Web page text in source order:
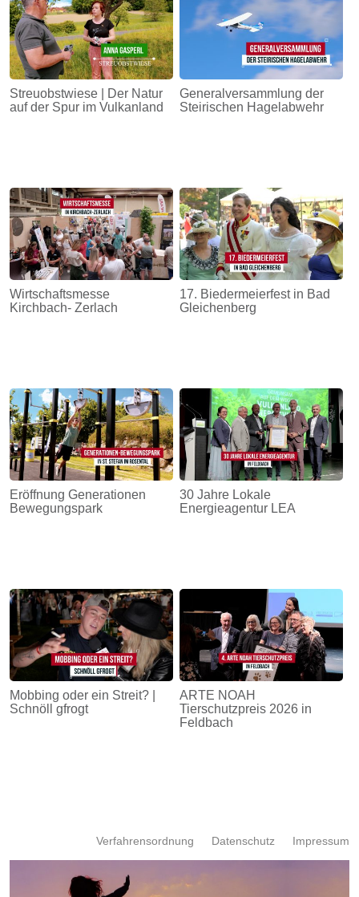
Streuobstwiese | Der Natur
auf der Spur im Vulkanland
Generalversammlung der
Steirischen Hagelabwehr
Wirtschaftsmesse
Kirchbach- Zerlach
17. Biedermeierfest in Bad
Gleichenberg
Eröffnung Generationen
Bewegungspark
30 Jahre Lokale
Energieagentur LEA
Mobbing oder ein Streit? |
Schnöll gfrogt
ARTE NOAH
Tierschutzpreis 2026 in
Feldbach
Impressum
Datenschutz
Verfahrensordnung